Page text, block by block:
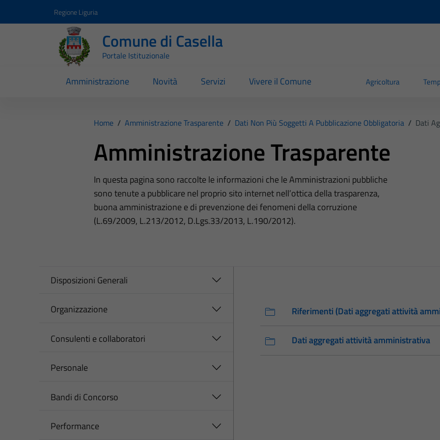
Regione Liguria
Comune di Casella
Portale Istituzionale
Amministrazione Novità Servizi Vivere il Comune Agricoltura
Home / Amministrazione Trasparente / Dati Non Più Soggetti A Pubblicazione Obbligatoria / Dati
Amministrazione Trasparente
In questa pagina sono raccolte le informazioni che le Amministrazioni pubbliche
sono tenute a pubblicare nel proprio sito internet nell’ottica della trasparenza,
buona amministrazione e di prevenzione dei fenomeni della corruzione
(L.69/2009, L.213/2012, D.Lgs.33/2013, L.190/2012).
Disposizioni Generali
Organizzazione
Consulenti e collaboratori
Personale
Bandi di Concorso
Performance
Riferimenti (Dati aggregati attività
Dati aggregati attività amministrativa